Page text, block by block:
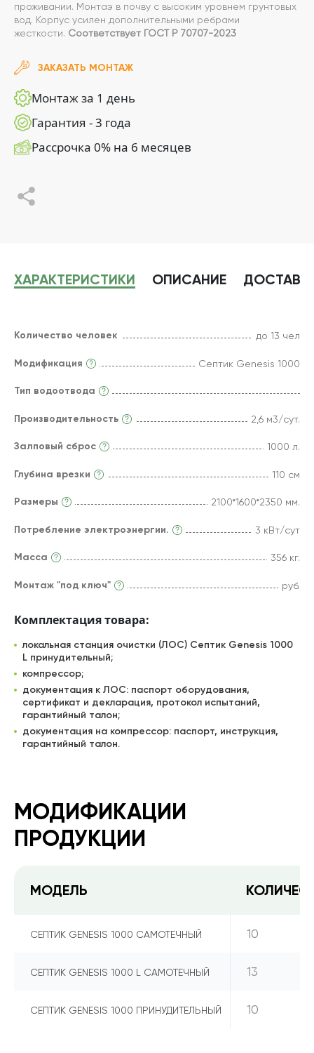
проживании. Монтаэ в почву с высоким уровнем грунтовых
вод. Корпус усилен дополнительными ребрами
жесткости. Соответствует ГОСТ Р 70707-2023
ЗАКАЗАТЬ МОНТАЖ
Монтаж за 1 день
Гарантия - 3 года
Рассрочка 0% на 6 месяцев
ХАРАКТЕРИСТИКИ ОПИСАНИЕ
Количество человек до 13 чел
Модификация Септик Genesis 1000
Тип водоотвода
Производительность 2,6 м3/сут.
Залповый сброс 1000 л.
Глубина врезки 110 см
Размеры 2100*1600*2350 мм.
Потребление электроэнергии. 3 кВт/сут
Масса 356 кг.
Монтаж "под ключ" руб.
Комплектация товара:
локальная станция очистки (ЛОС) Септик Genesis 1000
L принудительный;
компрессор;
документация к ЛОС: паспорт оборудования,
сертификат и декларация, протокол испытаний,
гарантийный талон;
документация на компрессор: паспорт, инструкция,
гарантийный талон.
МОДИФИКАЦИИ
ПРОДУКЦИИ
МОДЕЛЬ
СЕПТИК GENESIS 1000 САМОТЕЧНЫЙ 10
СЕПТИК GENESIS 1000 L САМОТЕЧНЫЙ 13
СЕПТИК GENESIS 1000 ПРИНУДИТЕЛЬНЫЙ 10